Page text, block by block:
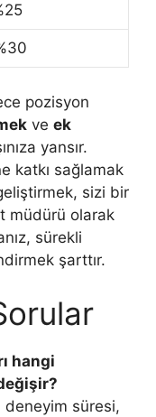
pozisyon
ve ek
yansır.
katkı sağlamak
sizi bir
müdürü olarak
sürekli
şarttır.
hangi
deneyim süresi,